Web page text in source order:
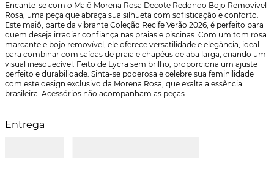
Encante-se com o Maiô Morena Rosa Decote Redondo Bojo Removível
Rosa, uma peça que abraça sua silhueta com sofisticação e conforto.
Este maiô, parte da vibrante Coleção Recife Verão 2026, é perfeito para
quem deseja irradiar confiança nas praias e piscinas. Com um tom rosa
marcante e bojo removível, ele oferece versatilidade e elegância, ideal
para combinar com saídas de praia e chapéus de aba larga, criando um
visual inesquecível. Feito de Lycra sem brilho, proporciona um ajuste
perfeito e durabilidade. Sinta-se poderosa e celebre sua feminilidade
com este design exclusivo da Morena Rosa, que exalta a essência
brasileira. Acessórios não acompanham as peças.
Entrega